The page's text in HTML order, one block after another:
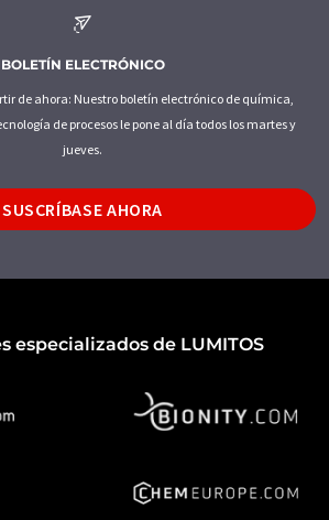
BOLETÍN ELECTRÓNICO
de ahora: Nuestro boletín electrónico de química,
de procesos le pone al día todos los martes y
jueves.
SUSCRÍBASE AHORA
especializados de LUMITOS